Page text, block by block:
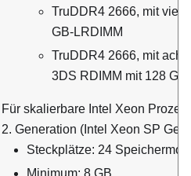
TruDDR4 2666, mit vier
GB-LRDIMM
TruDDR4 2666, mit acht
3DS RDIMM mit 128 GB
Für skalierbare Intel Xeon
2. Generation (Intel Xeon SP Gen
Steckplätze: 24
Minimum: 8 GB